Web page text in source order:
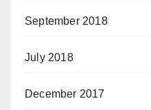
September 2018
July 2018
December 2017